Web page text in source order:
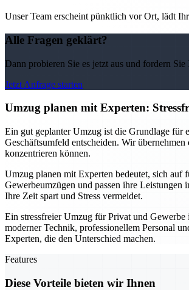
Unser Team erscheint pünktlich vor Ort, lädt
Alle Fragen geklärt?
Dann probieren Sie es jetzt aus und fordern
Jetzt Anfrage starten
Umzug planen mit Experten:
Ein gut geplanter Umzug ist die Grundlage für
Geschäftsumfeld entscheiden. Wir
konzentrieren können.
Umzug planen mit Experten bedeutet, sich auf
Gewerbeumzügen und passen ihre
Ihre Zeit spart und Stress vermeidet.
Ein stressfreier Umzug für Privat und
moderner Technik, professionellem Personal
Experten, die den Unterschied machen.
Features
Diese Vorteile bieten wir Ihnen